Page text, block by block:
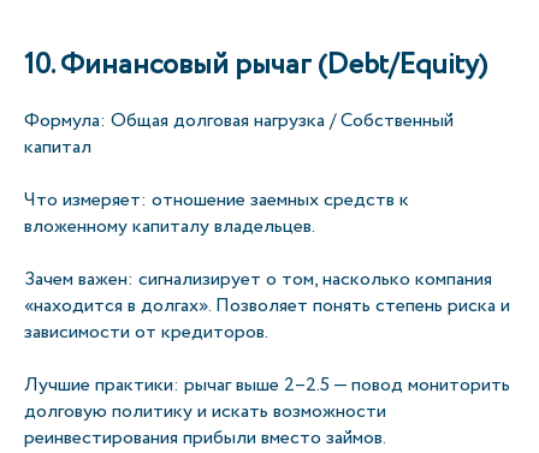
10. Финансовый рычаг (Debt/Equity)
Формула: Общая долговая нагрузка / Собственный
капитал
Что измеряет: отношение заемных средств к
вложенному капиталу владельцев.
Зачем важен: сигнализирует о том, насколько компания
«находится в долгах». Позволяет понять степень риска и
зависимости от кредиторов.
Лучшие практики: рычаг выше 2–2.5 — повод мониторить
долговую политику и искать возможности
реинвестирования прибыли вместо займов.